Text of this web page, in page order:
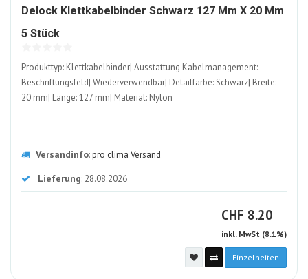
Delock Klettkabelbinder Schwarz 127 Mm X 20 Mm
5 Stück1435577-
Produkttyp: Klettkabelbinder| Ausstattung Kabelmanagement:
Beschriftungsfeld| Wiederverwendbar| Detailfarbe: Schwarz| Breite:
20 mm| Länge: 127 mm| Material: Nylon
Versandinfo:pro clima Versand
Lieferung: 28.08.2026
CHF CHF
8.20
inkl. MwSt (8.1%)
Einzelheiten